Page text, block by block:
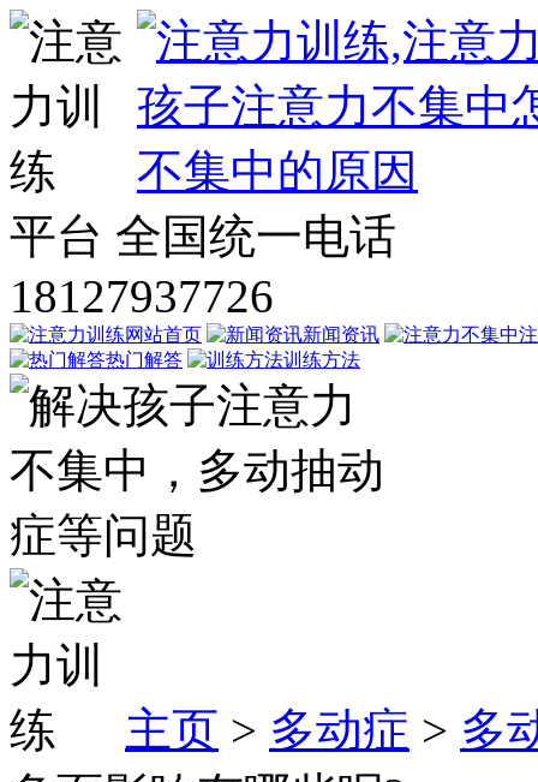
平台 全国统一电话
18127937726
网站首页 新闻资讯
热门解答
训练方法
主页 > 多动症 > 多